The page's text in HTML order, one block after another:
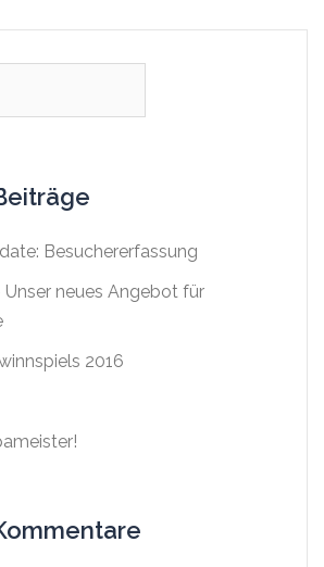
Besuchererfassung
neues Angebot für
2016